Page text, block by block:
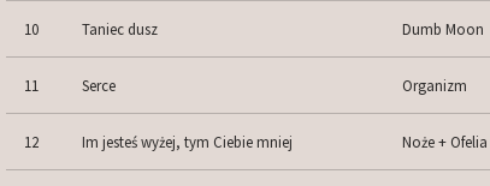
10 Taniec dusz Dumb Moon
11 Serce Organizm
12 Im jesteś wyżej, tym Ciebie mniej Noże + Ofelia